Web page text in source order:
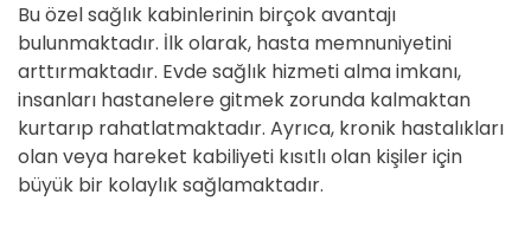
Bu özel sağlık kabinlerinin birçok avantajı
bulunmaktadır. İlk olarak, hasta memnuniyetini
arttırmaktadır. Evde sağlık hizmeti alma imkanı,
insanları hastanelere gitmek zorunda kalmaktan
kurtarıp rahatlatmaktadır. Ayrıca, kronik hastalıkları
olan veya hareket kabiliyeti kısıtlı olan kişiler için
büyük bir kolaylık sağlamaktadır.